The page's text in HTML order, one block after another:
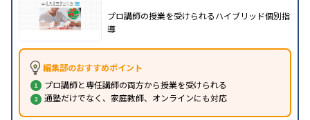
プロ講師の授業を受けられるハイブリッド個別指
導
編集部のおすすめポイント
プロ講師と専任講師の両方から授業を受けられる
通塾だけでなく、家庭教師、オンラインにも対応